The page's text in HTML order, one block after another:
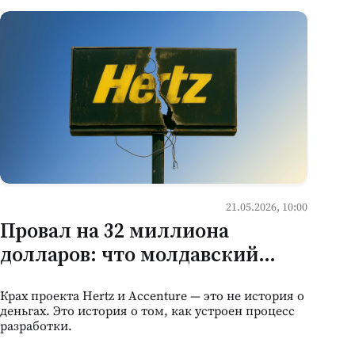
21.05.2026, 10:00
Провал на 32 миллиона
долларов: что молдавский
вынести
Крах проекта Hertz и Accenture — это не история о
деньгах. Это история о том, как устроен процесс
разработки.